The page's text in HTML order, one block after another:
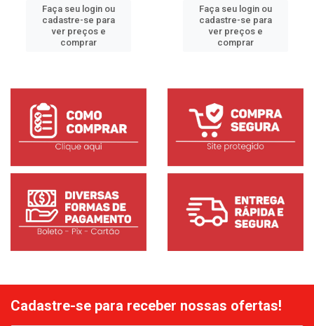
Faça seu login ou
cadastre-se para
ver preços e
comprar
Faça seu login ou
cadastre-se para
ver preços e
comprar
Cadastre-se para receber nossas ofertas!